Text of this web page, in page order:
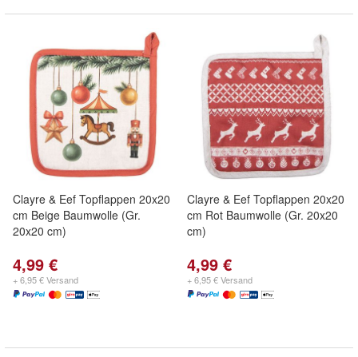
Clayre & Eef Topflappen 20x20
cm Beige Baumwolle (Gr.
20x20 cm)
4,99 €
+ 6,95 € Versand
Clayre & Eef Topflappen 20x20
cm Rot Baumwolle (Gr. 20x20
cm)
4,99 €
+ 6,95 € Versand